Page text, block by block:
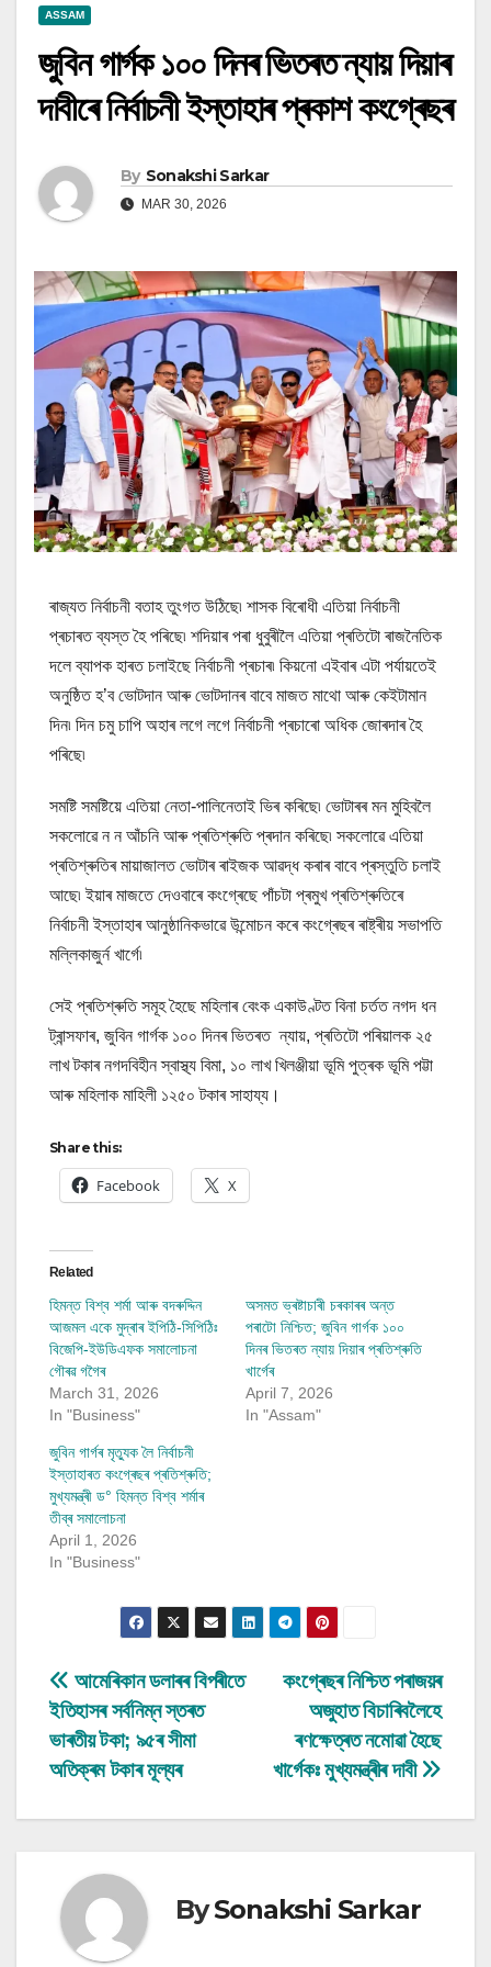
ASSAM
জুবিন গাৰ্গক ১০০ দিনৰ ভিতৰত ন্যায় দিয়াৰ
দাবীৰে নিৰ্বাচনী ইস্তাহাৰ প্ৰকাশ কংগ্ৰেছৰ
By Sonakshi Sarkar
MAR 30, 2026
ৰাজ্যত নিৰ্বাচনী বতাহ তুংগত উঠিছে৷ শাসক বিৰোধী এতিয়া নিৰ্বাচনী
প্ৰচাৰত ব্যস্ত হৈ পৰিছে৷ শদিয়াৰ পৰা ধুবুৰীলৈ এতিয়া প্ৰতিটো ৰাজনৈতিক
দলে ব্যাপক হাৰত চলাইছে নিৰ্বাচনী প্ৰচাৰ৷ কিয়নো এইবাৰ এটা পৰ্যায়তেই
অনুষ্ঠিত হ’ব ভোটদান আৰু ভোটদানৰ বাবে মাজত মাথো আৰু কেইটামান
দিন৷ দিন চমু চাপি অহাৰ লগে লগে নিৰ্বাচনী প্ৰচাৰো অধিক জোৰদাৰ হৈ
পৰিছে৷
সমষ্টি সমষ্টিয়ে এতিয়া নেতা-পালিনেতাই ভিৰ কৰিছে৷ ভোটাৰৰ মন মুহিবলৈ
সকলোৱে ন ন আঁচনি আৰু প্ৰতিশ্ৰুতি প্ৰদান কৰিছে৷ সকলোৱে এতিয়া
প্ৰতিশ্ৰুতিৰ মায়াজালত ভোটাৰ ৰাইজক আৱদ্ধ কৰাৰ বাবে প্ৰস্তুতি চলাই
আছে৷ ইয়াৰ মাজতে দেওবাৰে কংগ্ৰেছে পাঁচটা প্ৰমুখ প্ৰতিশ্ৰুতিৰে
নিৰ্বাচনী ইস্তাহাৰ আনুষ্ঠানিকভাৱে উন্মোচন কৰে কংগ্ৰেছৰ ৰাষ্ট্ৰীয় সভাপতি
মল্লিকাজুৰ্ন খাৰ্গে৷
সেই প্ৰতিশ্ৰুতি সমূহ হৈছে মহিলাৰ বেংক একাউণ্টত বিনা চৰ্তত নগদ ধন
ট্ৰান্সফাৰ, জুবিন গাৰ্গক ১০০ দিনৰ ভিতৰত ন্যায়, প্ৰতিটো পৰিয়ালক ২৫
লাখ টকাৰ নগদবিহীন স্বাস্থ্য বিমা, ১০ লাখ খিলঞ্জীয়া ভূমি পুত্ৰক ভূমি পট্টা
আৰু মহিলাক মাহিলী ১২৫০ টকাৰ সাহায্য।
Share this:
Facebook X
Related
হিমন্ত বিশ্ব শৰ্মা আৰু বদৰুদ্দিন
আজমল একে মুদ্ৰাৰ ইপিঠি-সিপিঠিঃ
বিজেপি-ইউডিএফক সমালোচনা
গৌৰৱ গগৈৰ
March 31, 2026
In "Business"
অসমত ভ্ৰষ্টাচাৰী চৰকাৰৰ অন্ত
পৰাটো নিশ্চিত; জুবিন গাৰ্গক ১০০
দিনৰ ভিতৰত ন্যায় দিয়াৰ প্ৰতিশ্ৰুতি
খাৰ্গেৰ
April 7, 2026
In "Assam"
জুবিন গাৰ্গৰ মৃত্যুক লৈ নিৰ্বাচনী
ইস্তাহাৰত কংগ্ৰেছৰ প্ৰতিশ্ৰুতি;
মুখ্যমন্ত্ৰী ড° হিমন্ত বিশ্ব শৰ্মাৰ
তীব্ৰ সমালোচনা
April 1, 2026
In "Business"
Post
navigation
কংগ্ৰেছৰ নিশ্চিত পৰাজয়ৰ
অজুহাত বিচাৰিবলৈহে
ৰণক্ষেত্ৰত নমোৱা হৈছে
খাৰ্গেকঃ মুখ্যমন্ত্ৰীৰ দাবী
আমেৰিকান ডলাৰৰ বিপৰীতে
ইতিহাসৰ সৰ্বনিম্ন স্তৰত
ভাৰতীয় টকা; ৯৫ৰ সীমা
অতিক্ৰম টকাৰ মূল্যৰ
BySonakshi Sarkar